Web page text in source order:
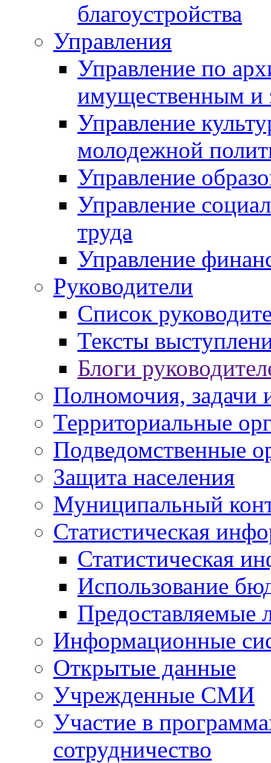
благоустройства
Управления
Управление по
имущественным и
Управление
молодежной
Управление
Управление
труда
Управление
Руководители
Список
Тексты
Блоги
Полномочия, задачи
Территориальные
Подведомственные
Защита населения
Муниципальный
Статистическая
Статистическая
Использование
Предоставляемые
Информационные
Открытые данные
Учрежденные СМИ
Участие в
сотрудничество